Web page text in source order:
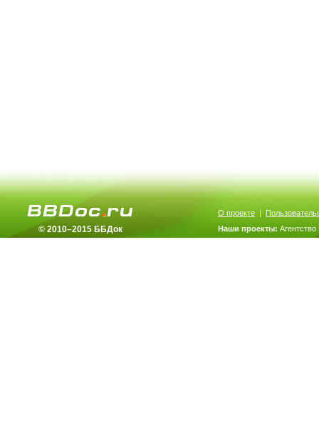
© 2010–2015 ББДок
О проекте |
Наши проекты: